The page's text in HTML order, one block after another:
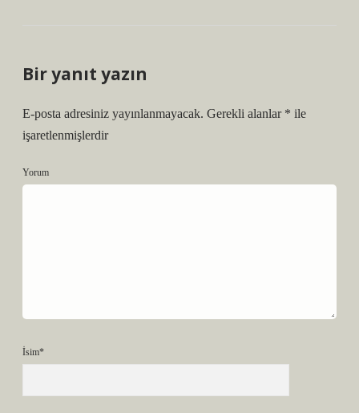
Bir yanıt yazın
E-posta adresiniz yayınlanmayacak. Gerekli alanlar * ile
işaretlenmişlerdir
Yorum
İsim*